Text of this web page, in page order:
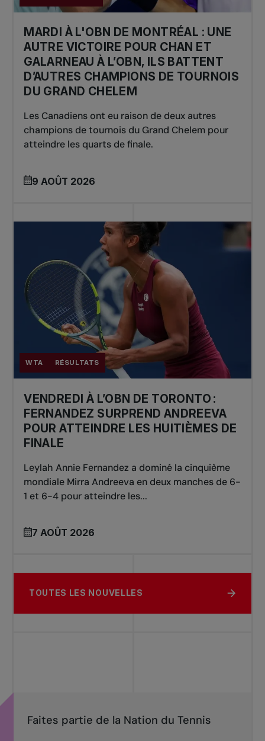
MARDI À L'OBN DE MONTRÉAL : UNE
AUTRE VICTOIRE POUR CHAN ET
GALARNEAU À L’OBN, ILS BATTENT
D’AUTRES CHAMPIONS DE TOURNOIS
DU GRAND CHELEM
Les Canadiens ont eu raison de deux autres
champions de tournois du Grand Chelem pour
atteindre les quarts de finale.
9 AOÛT 2026
WTA RÉSULTATS
VENDREDI À L’OBN DE TORONTO :
FERNANDEZ SURPREND ANDREEVA
POUR ATTEINDRE LES HUITIÈMES DE
FINALE
Leylah Annie Fernandez a dominé la cinquième
mondiale Mirra Andreeva en deux manches de 6-
1 et 6-4 pour atteindre les...
7 AOÛT 2026
TOUTES LES NOUVELLES
Faites partie de la Nation du Tennis